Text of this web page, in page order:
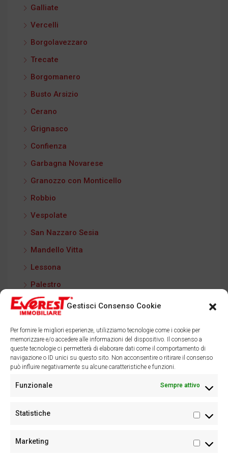
Gestisci Consenso Cookie
Per fornire le migliori esperienze, utilizziamo tecnologie come i cookie per
memorizzare e/o accedere alle informazioni del dispositivo. Il consenso a
queste tecnologie ci permetterà di elaborare dati come il comportamento di
navigazione o ID unici su questo sito. Non acconsentire o ritirare il consenso
può influire negativamente su alcune caratteristiche e funzioni.
Funzionale Sempre attivo
Statistiche
Marketing
Galliate
Vercelli
Borgolavezzaro
Trecate
Borgomanero
Busto Arsizio
Cerano
Grignasco
Confienza
Garbagna Novarese
Granozzo con Monticello
Robbio
Vespolate
San Nazzaro Sesia
Mandello Vitta
Lessona
Palestro
Craveggia